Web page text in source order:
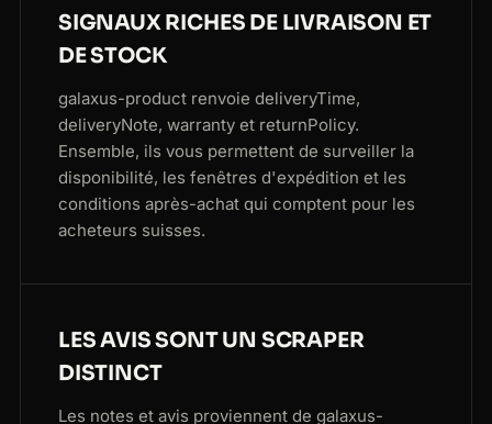
SIGNAUX RICHES DE LIVRAISON ET
DE STOCK
galaxus-product renvoie deliveryTime,
deliveryNote, warranty et returnPolicy.
Ensemble, ils vous permettent de surveiller la
disponibilité, les fenêtres d'expédition et les
conditions après-achat qui comptent pour les
acheteurs suisses.
LES AVIS SONT UN SCRAPER
DISTINCT
Les notes et avis proviennent de galaxus-